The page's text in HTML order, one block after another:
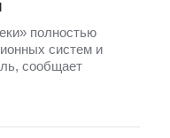
полностью
систем и
сообщает